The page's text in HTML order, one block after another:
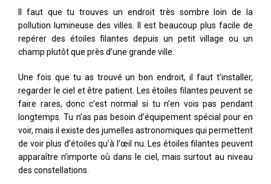
Il faut que tu trouves un endroit très sombre loin de la
pollution lumineuse des villes. Il est beaucoup plus facile de
repérer des étoiles filantes depuis un petit village ou un
champ plutôt que près d’une grande ville.
Une fois que tu as trouvé un bon endroit, il faut t’installer,
regarder le ciel et être patient. Les étoiles filantes peuvent se
faire rares, donc c’est normal si tu n’en vois pas pendant
longtemps. Tu n’as pas besoin d’équipement spécial pour en
voir, mais il existe des jumelles astronomiques qui permettent
de voir plus d’étoiles qu’à l’œil nu. Les étoiles filantes peuvent
apparaître n’importe où dans le ciel, mais surtout au niveau
des constellations.